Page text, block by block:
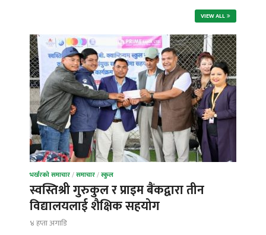
VIEW ALL
भर्खरको समाचार/समाचार/स्कुल
स्वस्तिश्री गुरुकुल र प्राइम बैंकद्वारा तीन
विद्यालयलाई शैक्षिक सहयोग
४ हप्ता अगाडि